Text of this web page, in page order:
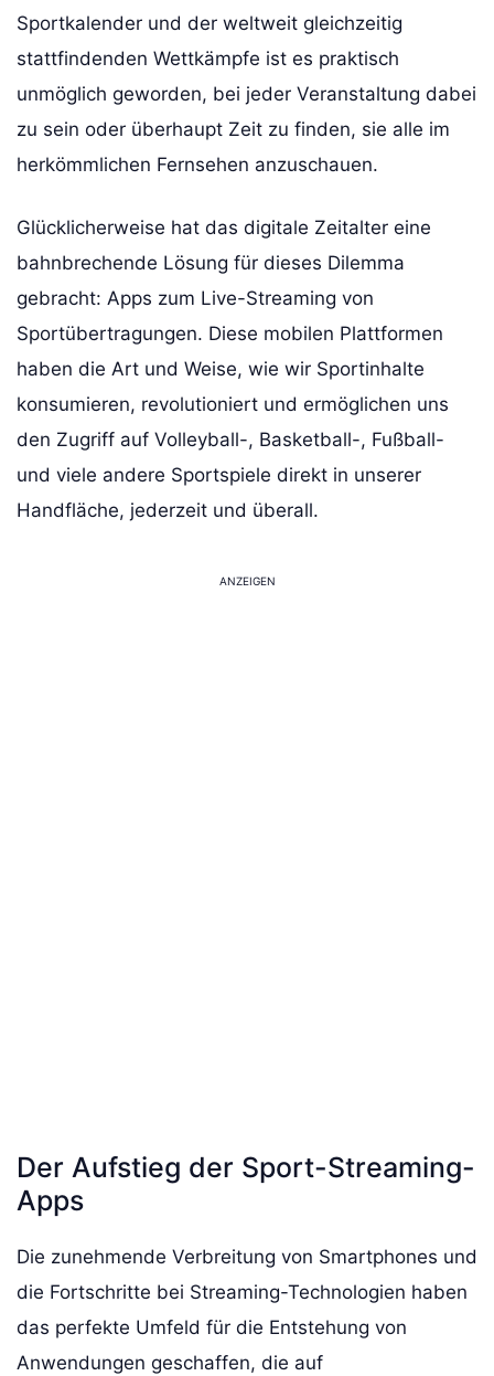
Sportkalender und der weltweit gleichzeitig
stattfindenden Wettkämpfe ist es praktisch
unmöglich geworden, bei jeder Veranstaltung dabei
zu sein oder überhaupt Zeit zu finden, sie alle im
herkömmlichen Fernsehen anzuschauen.
Glücklicherweise hat das digitale Zeitalter eine
bahnbrechende Lösung für dieses Dilemma
gebracht: Apps zum Live-Streaming von
Sportübertragungen. Diese mobilen Plattformen
haben die Art und Weise, wie wir Sportinhalte
konsumieren, revolutioniert und ermöglichen uns
den Zugriff auf Volleyball-, Basketball-, Fußball-
und viele andere Sportspiele direkt in unserer
Handfläche, jederzeit und überall.
ANZEIGEN
Der Aufstieg der Sport-Streaming-
Apps
Die zunehmende Verbreitung von Smartphones und
die Fortschritte bei Streaming-Technologien haben
das perfekte Umfeld für die Entstehung von
Anwendungen geschaffen, die auf